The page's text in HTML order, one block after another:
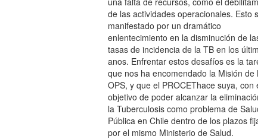
de las actividades operacionales. Esto se
manifestado por un dramático
enlentecimiento en la disminución de las
tasas de incidencia de la TB en los
anos. Enfrentar estos desafíos es la tarea
que nos ha encomendado la Misión de la
OPS, y que el PROCEThace suya, con el
objetivo de poder alcanzar la eliminación
la Tuberculosis como problema de Salud
Pública en Chile dentro de los plazos
por el mismo Ministerio de Salud.